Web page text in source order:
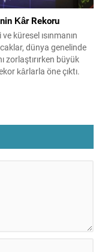
Kâr Rekoru
küresel ısınmanın
dünya genelinde
zorlaştırırken büyük
kârlarla öne çıktı.
dalgalanmalar ve
bilanço